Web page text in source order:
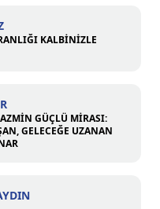
KALBİNİZLE
GÜÇLÜ MİRASI:
GELECEĞE UZANAN